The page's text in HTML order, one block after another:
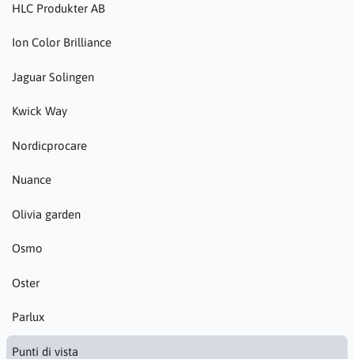
HLC Produkter AB
Ion Color Brilliance
Jaguar Solingen
Kwick Way
Nordicprocare
Nuance
Olivia garden
Osmo
Oster
Parlux
Punti di vista